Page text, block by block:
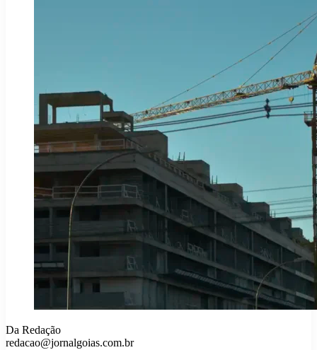
Da Redação
redacao@jornalgoias.com.br